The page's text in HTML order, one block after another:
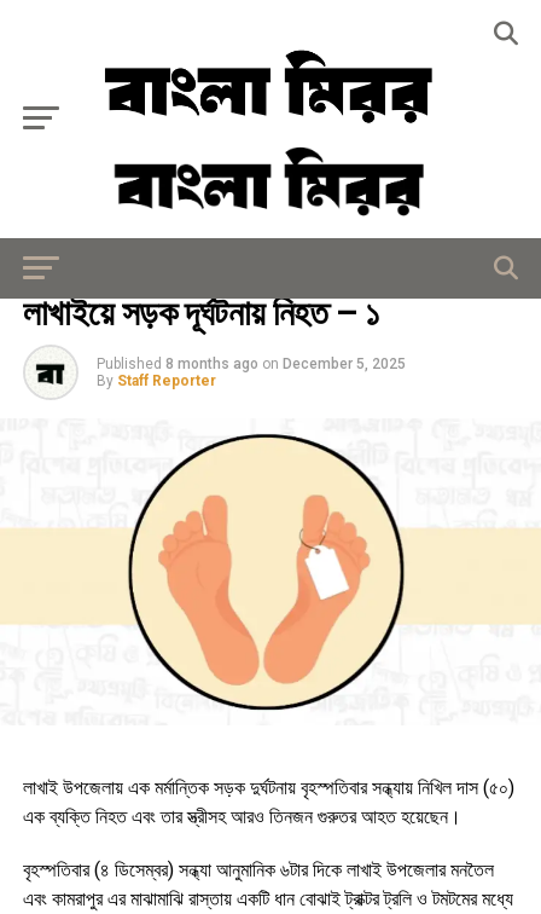
সারাদেশ
লাখাইয়ে সড়ক দূর্ঘটনায় নিহত – ১
Published 8 months ago on December 5, 2025
By Staff Reporter
লাখাই উপজেলায় এক মর্মান্তিক সড়ক দুর্ঘটনায় বৃহস্পতিবার সন্ধ্যায় নিখিল দাস (৫০)
এক ব্যক্তি নিহত এবং তার স্ত্রীসহ আরও তিনজন গুরুতর আহত হয়েছেন।
বৃহস্পতিবার (৪ ডিসেম্বর) সন্ধ্যা আনুমানিক ৬টার দিকে লাখাই উপজেলার মনতৈল
এবং কামরাপুর এর মাঝামাঝি রাস্তায় একটি ধান বোঝাই ট্রাক্টর ট্রলি ও টমটমের মধ্যে